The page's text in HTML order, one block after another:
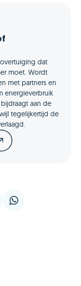
dat
moet. Wordt
met partners en
energieverbruik
aan de
tegelijkertijd de